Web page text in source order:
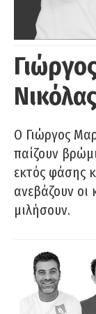
Ο Γιώργος
παίζουν
εκτός φάσης
ανεβάζουν οι
μιλήσουν.